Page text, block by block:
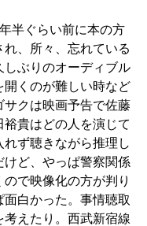
半ぐらい前に本の方
、所々、忘れている
ぶりのオーディブル
開くのが難しい時など
サクは映画予告で佐藤
貴はどの人を演じて
ず聴きながら推理し
ど、やっぱ警察関係
で映像化の方が判り
白かった。事情聴取
えたり。西武新宿線